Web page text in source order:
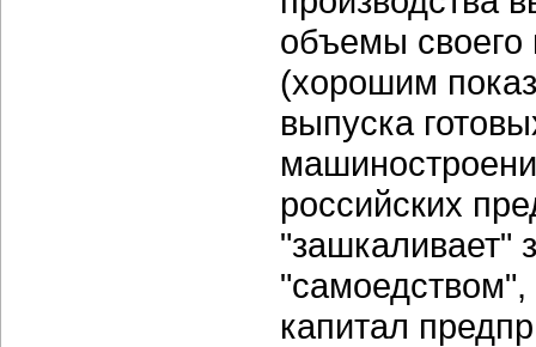
объемы своего
(хорошим
выпуска
российских
"зашкаливает"
капитал